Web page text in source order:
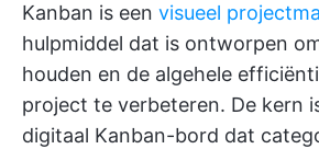
Kanban is een visueel
hulpmiddel dat is ontworpen
houden en de algehele
project te verbeteren. De kern
digitaal Kanban-bord dat